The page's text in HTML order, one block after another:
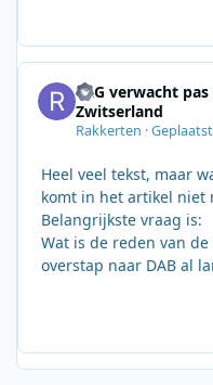
SRG verwacht
Zwitserland
Rakkerten ·
Heel veel tekst, maar
komt in het artikel niet
Belangrijkste vraag is:
Wat is de reden van
overstap naar DAB al